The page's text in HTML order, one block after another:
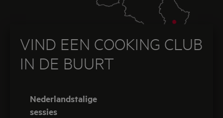
VIND EEN COOKING CLUB
IN DE BUURT
Nederlandstalige
sessies